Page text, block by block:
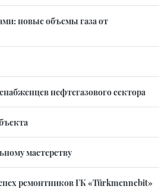
новые объемы газа от
нефтегазового сектора
мастерству
ремонтников ГК «Türkmennebit»